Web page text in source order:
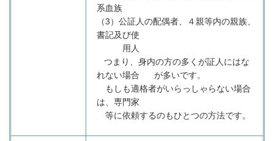
系血族
（3）公証人の配偶者、４親等内の親族、
書記及び使
用人
つまり、身内の方の多くが証人にはな
れない場合 が多いです。
もしも適格者がいらっしゃらない場合
は、専門家
等に依頼するのもひとつの方法です。